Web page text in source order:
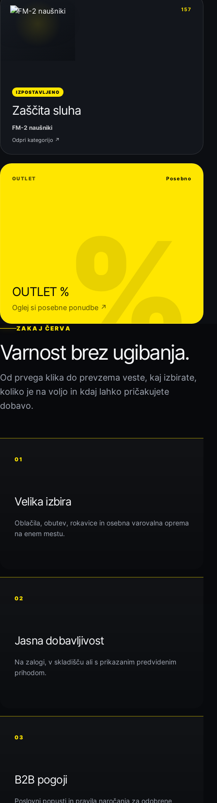
06 157
IZPOSTAVLJENO
Zaščita sluha
FM-2 naušniki
Odpri kategorijo ↗
%
OUTLET Posebno
OUTLET %
Oglej si posebne ponudbe ↗
ZAKAJ ČERVA
Varnost brez ugibanja.
Od prvega klika do prevzema veste, kaj izbirate,
koliko je na voljo in kdaj lahko pričakujete
dobavo.
01
Velika izbira
Oblačila, obutev, rokavice in osebna varovalna oprema
na enem mestu.
02
Jasna dobavljivost
Na zalogi, v skladišču ali s prikazanim predvidenim
prihodom.
03
B2B pogoji
Poslovni popusti in pravila naročanja za odobrene